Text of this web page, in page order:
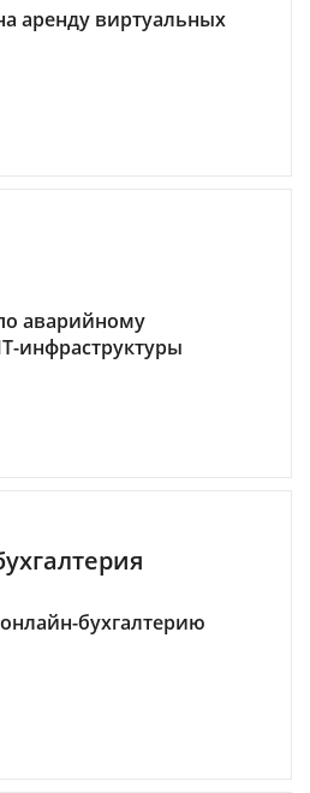
аренду виртуальных
аварийному
инфраструктуры
бухгалтерию